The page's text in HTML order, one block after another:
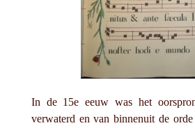
In de 15e eeuw was het
verwaterd en van binnenuit de